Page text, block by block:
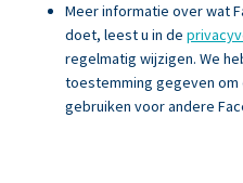
Meer informatie over wat
doet, leest u in de
regelmatig wijzigen. We
toestemming gegeven
gebruiken voor andere